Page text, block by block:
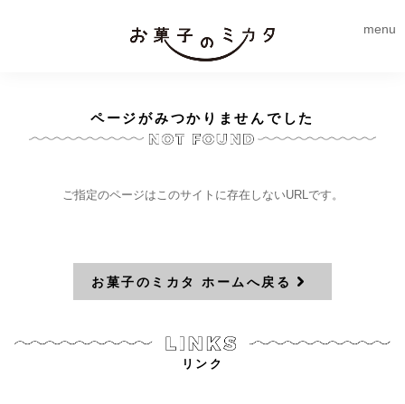
menu
ページがみつかりませんでした
ご指定のページはこのサイトに存在しないURLです。
お菓子のミカタ ホームへ戻る
リンク